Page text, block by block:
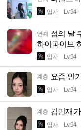
입사 Lv.94
연예
섬의 날
하이파이브
입사 Lv.94
계층 요즘 인
입사 Lv.94
계층 김민재
입사 Lv.94